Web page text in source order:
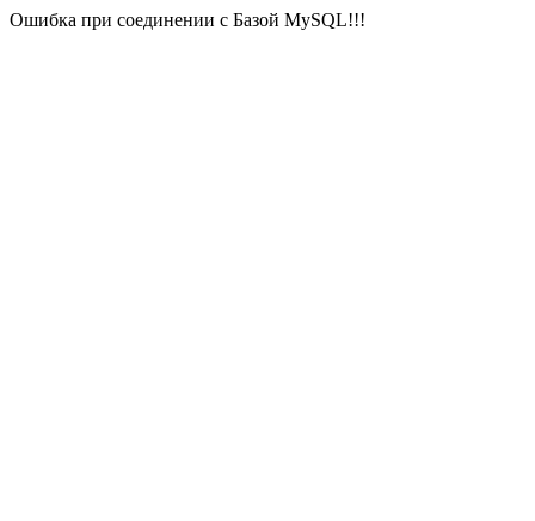
Ошибка при соединении с Базой MySQL!!!